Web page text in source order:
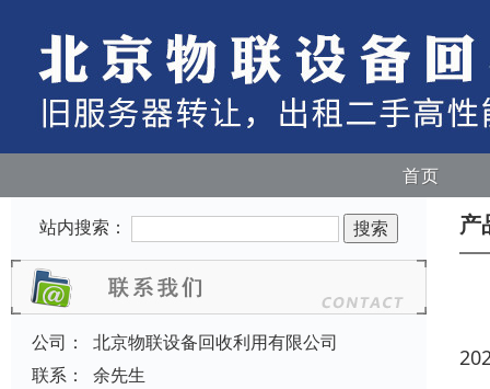
首页
站内搜索：
公司：
北京物联设备回收利用有限公司
联系：
余先生
产